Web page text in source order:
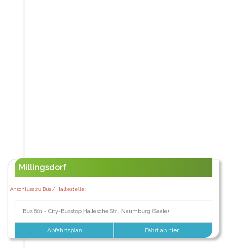
Millingsdorf
Anschluss zu Bus / Haltestelle:
Bus 601 - City-Busstop Hallesche Str., Naumburg (Saale)
Abfahrtsplan Fahrt ab hier